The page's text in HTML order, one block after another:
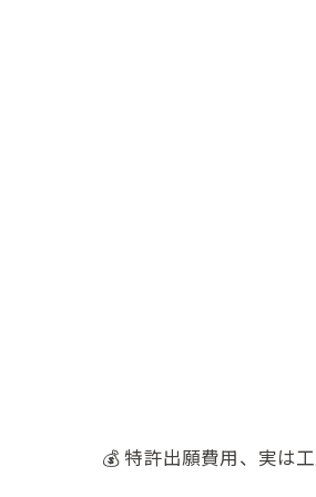
💰 特許出願費用、実は